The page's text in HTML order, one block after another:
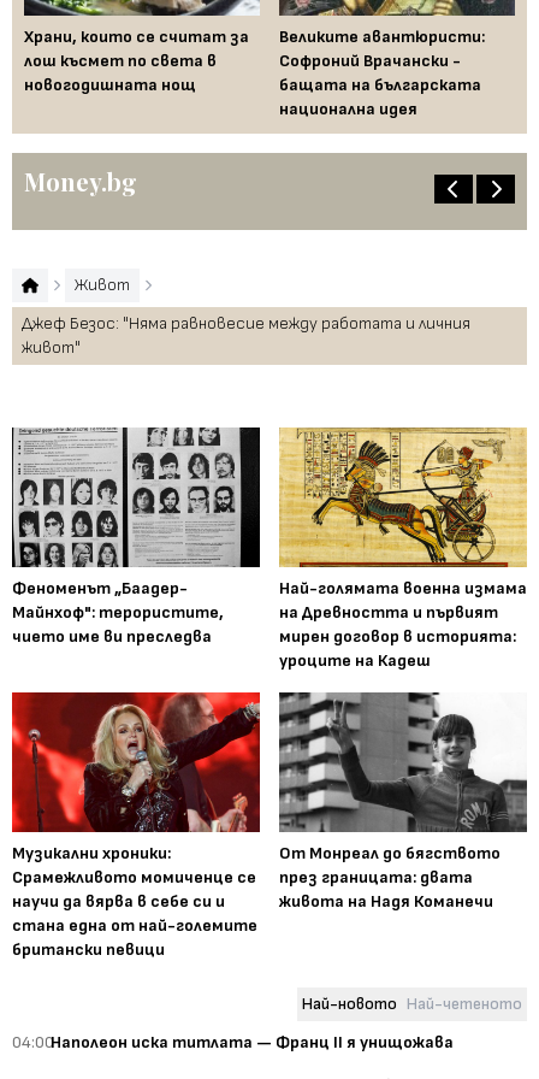
Храни, които се считат за
лош късмет по света в
новогодишната нощ
Великите авантюристи:
Софроний Врачански -
бащата на българската
национална идея
Money.bg
Живот
Джеф Безос: "Няма равновесие между работата и личния
живот"
Феноменът „Баадер-
Майнхоф": терористите,
чието име ви преследва
Най-голямата военна измама
на Древността и първият
мирен договор в историята:
уроците на Кадеш
Музикални хроники:
Срамежливото момиченце се
научи да вярва в себе си и
стана една от най-големите
британски певици
От Монреал до бягството
през границата: двата
живота на Надя Команечи
Най-новото Най-четеното
04:00Наполеон иска титлата — Франц II я унищожава